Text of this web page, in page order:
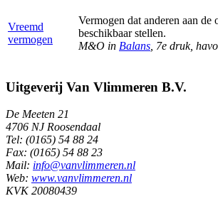
Vreemd
vermogen
Vermogen dat anderen aan de
beschikbaar stellen.
M&O in Balans , 7e druk,
Uitgeverij Van Vlimmeren B.V.
De Meeten 21
4706 NJ Roosendaal
Tel: (0165) 54 88 24
Fax: (0165) 54 88 23
Mail: info@vanvlimmeren.nl
Web: www.vanvlimmeren.nl
KVK 20080439